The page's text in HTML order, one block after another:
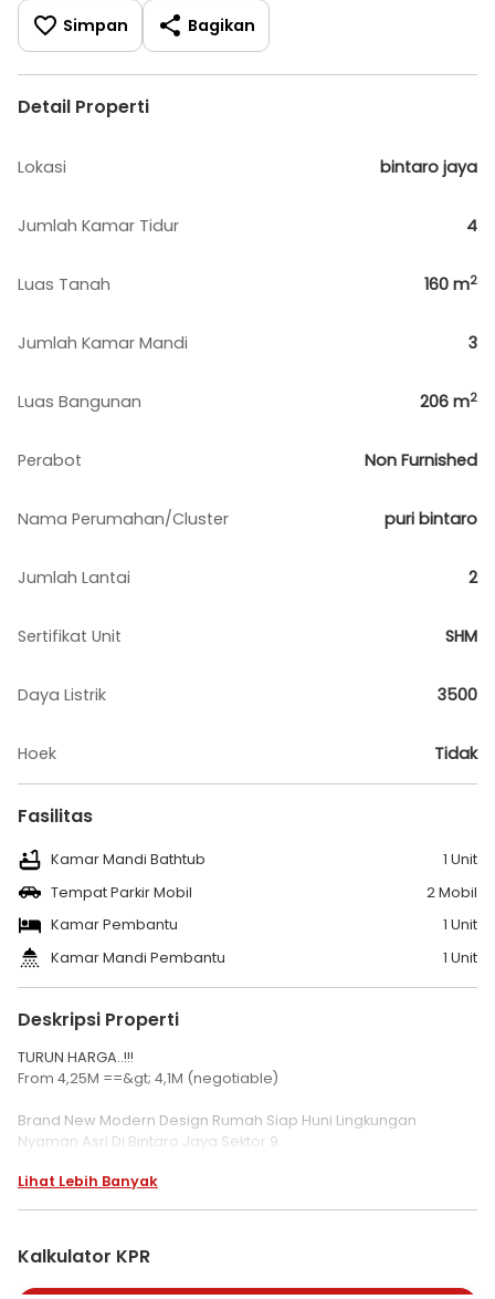
Simpan Bagikan
Detail Properti
Lokasi bintaro jaya
Jumlah Kamar Tidur 4
Luas Tanah 160 m2
Jumlah Kamar Mandi 3
Luas Bangunan 206 m2
Perabot Non Furnished
Nama Perumahan/Cluster puri bintaro
Jumlah Lantai 2
Sertifikat Unit SHM
Daya Listrik 3500
Hoek Tidak
Fasilitas
Kamar Mandi Bathtub
1 Unit
Tempat Parkir Mobil
2 Mobil
Kamar Pembantu
1 Unit
Kamar Mandi Pembantu
1 Unit
Deskripsi Properti
TURUN HARGA..!!!
From 4,25M ==&gt; 4,1M (negotiable)
Brand New Modern Design Rumah Siap Huni Lingkungan
Nyaman Asri Di Bintaro Jaya Sektor 9
* Spesifikasi :
2 Lantai
SHM
KT 4+1, KM 3+1
Lihat Lebih Banyak
Kalkulator KPR